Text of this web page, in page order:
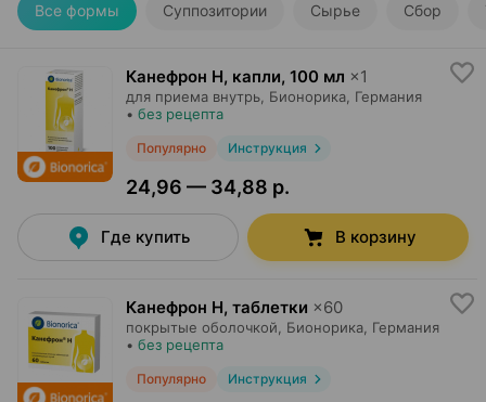
Все формы Суппозитории Сырье Сбор
Канефрон Н, капли, 100 мл ×1
для приема внутрь, Бионорика , Германия
• без рецепта
Популярно Инструкция
24,96 — 34,88 р.
Где купить В корзину
Канефрон Н, таблетки ×60
покрытые оболочкой, Бионорика , Германия
• без рецепта
Популярно Инструкция